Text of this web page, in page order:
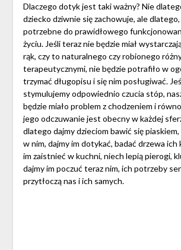
Dlaczego dotyk jest taki ważny? Nie
dziecko dziwnie się zachowuje, ale
potrzebne do prawidłowego
życiu. Jeśli teraz nie będzie miał
rąk, czy to naturalnego czy robionego
terapeutycznymi, nie będzie potrafiło w
trzymać długopisu i się nim posługiwać.
stymulujemy odpowiednio czucia stóp,
będzie miało problem z chodzeniem i
jego odczuwanie jest obecny w każdej
dlatego dajmy dzieciom bawić się
w nim, dajmy im dotykać, badać drzewa ich
im zaistnieć w kuchni, niech lepią pierogi,
dajmy im poczuć teraz nim, ich potrzeby
przytłoczą nas i ich samych.